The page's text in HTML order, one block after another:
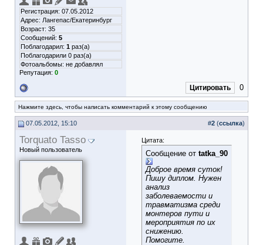
Регистрация: 07.05.2012
Адрес: Лангепас/Екатеринбург
Возраст: 35
Сообщений: 5
Поблагодарил: 1 раз(а)
Поблагодарили 0 раз(а)
Фотоальбомы: не добавлял
Репутация: 0
Цитировать 0
Нажмите здесь, чтобы написать комментарий к этому сообщению
07.05.2012, 15:10 #2 (ссылка)
Torquato Tasso
Новый пользователь
Цитата:
Сообщение от tatka_90
Доброе время суток!
Пишу диплом. Нужен
анализ
заболеваемости и
травматизма среди
монтеров пути и
мероприятия по их
снижению.
Помогите.